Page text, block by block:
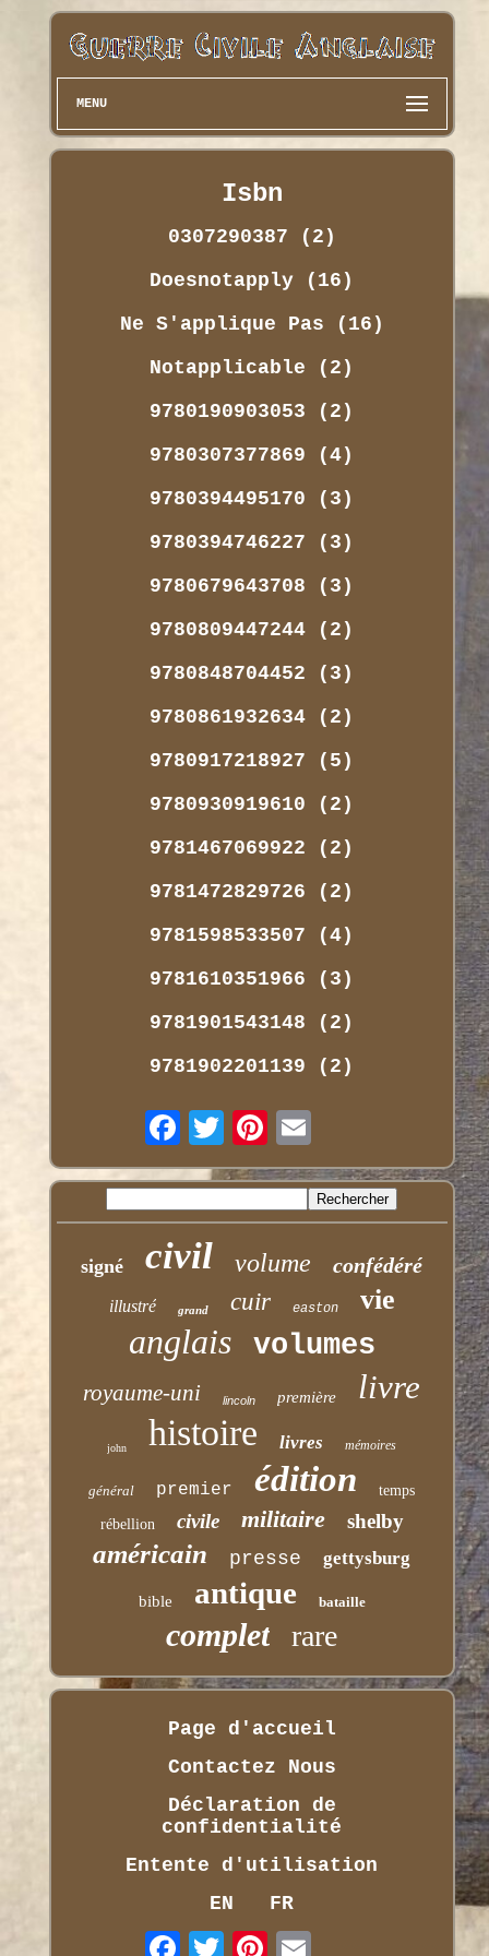
MENU
Isbn
0307290387 (2)
Doesnotapply (16)
Ne S'applique Pas (16)
Notapplicable (2)
9780190903053 (2)
9780307377869 (4)
9780394495170 (3)
9780394746227 (3)
9780679643708 (3)
9780809447244 (2)
9780848704452 (3)
9780861932634 (2)
9780917218927 (5)
9780930919610 (2)
9781467069922 (2)
9781472829726 (2)
9781598533507 (4)
9781610351966 (3)
9781901543148 (2)
9781902201139 (2)
signé civil volume confédéré
illustré grand cuir easton vie
anglais volumes
royaume-uni lincoln première livre
john histoire livres mémoires
général premier édition temps
rébellion civile militaire shelby
américain presse gettysburg
bible antique bataille
complet rare
Page d'accueil
Contactez Nous
Déclaration de
confidentialité
Entente d'utilisation
EN
FR